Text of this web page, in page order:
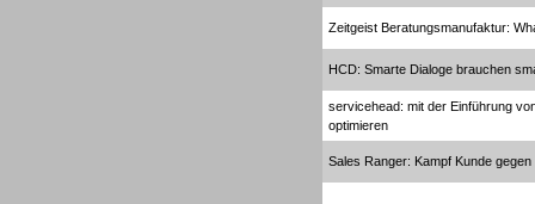
Zeitgeist Beratungsmanufaktur:
HCD: Smarte Dialoge brauchen
servicehead: mit der Einführung
optimieren
Sales Ranger: Kampf Kunde